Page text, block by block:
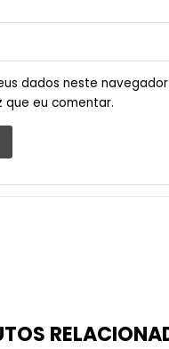
dados neste
que eu comentar.